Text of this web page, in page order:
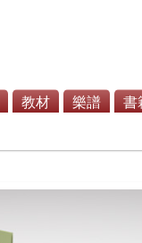
教材 樂譜 書